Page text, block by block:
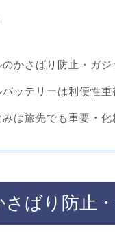
かさばり防止・ガジ
ッテリーは利便性重
は旅先でも重要・化
ばり防止